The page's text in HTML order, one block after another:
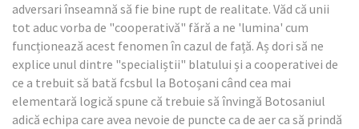
adversari înseamnă să fie bine rupt de realitate. Văd că unii
tot aduc vorba de "cooperativă" fără a ne 'lumina' cum
funcționează acest fenomen în cazul de față. Aș dori să ne
explice unul dintre "specialiștii" blatului și a cooperativei de
ce a trebuit să bată fcsbul la Botoșani când cea mai
elementară logică spune că trebuie să învingă Botosaniul
adică echipa care avea nevoie de puncte ca de aer ca să prindă